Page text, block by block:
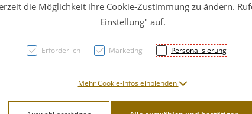
PZN:
die Möglichkeit ihre Cookie-Zustimmung zu ändern.
Einstellung" auf.
Erforderlich Marketing Personalisierung
Mehr Cookie-Infos einblenden